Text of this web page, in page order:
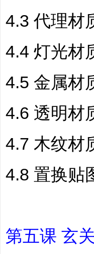
4.3 代理材
4.4 灯光材
4.5 金属材
4.6 透明材
4.7 木纹材
4.8 置换贴
第五课 玄